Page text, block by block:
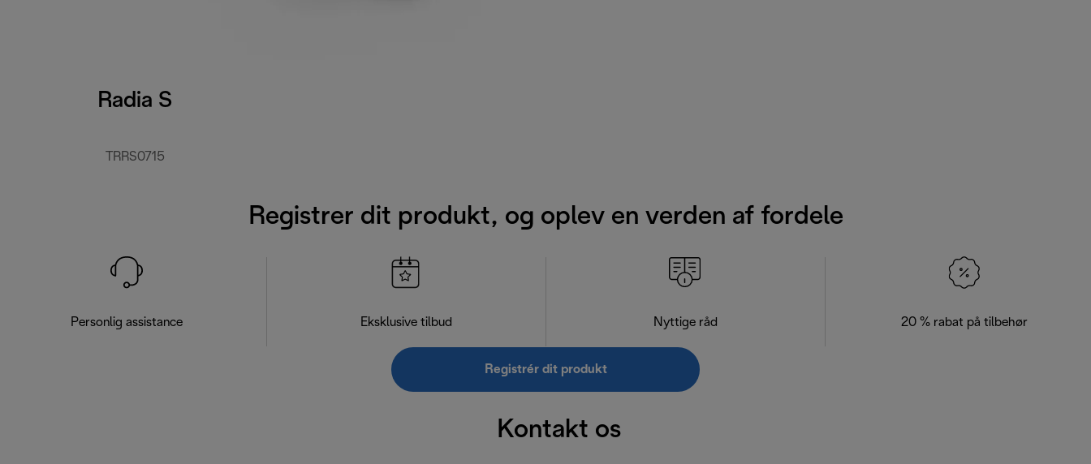
Radia S
TRRS0715
Registrer dit produkt, og oplev en verden af fordele
Personlig assistance Eksklusive tilbud Nyttige råd 20 % rabat på tilbehør
Registrér dit produkt
Kontakt os